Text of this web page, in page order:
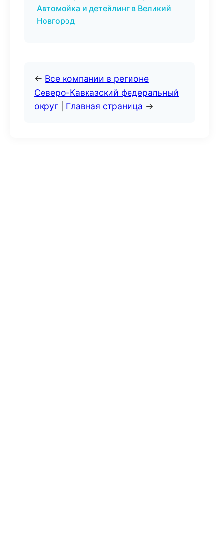
Автомойка и детейлинг в Великий
Новгород
← Все компании в регионе
Северо-Кавказский федеральный
округ
Главная страница →